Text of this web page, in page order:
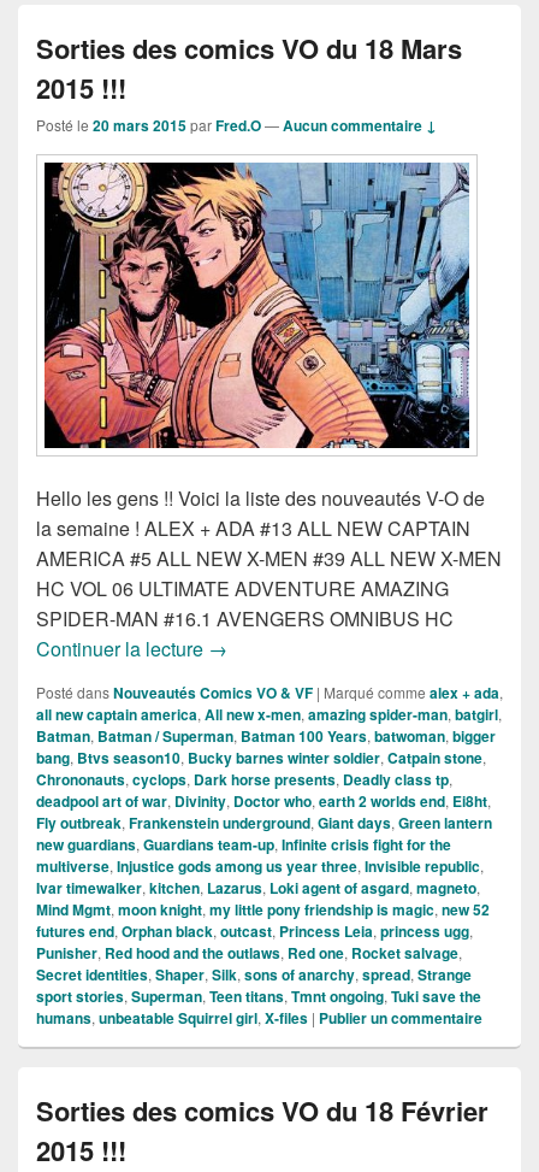
Sorties des comics VO du 18 Mars
2015 !!!
Posté le 20 mars 2015parFred.O—Aucun commentaire ↓
Hello les gens !! Voici la liste des nouveautés V-O de
la semaine ! ALEX + ADA #13 ALL NEW CAPTAIN
AMERICA #5 ALL NEW X-MEN #39 ALL NEW X-MEN
HC VOL 06 ULTIMATE ADVENTURE AMAZING
SPIDER-MAN #16.1 AVENGERS OMNIBUS HC
Continuer la lecture Sorties des comics VO du 18 Mars
→
Posté dansNouveautés Comics VO & VF | Marqué comme alex + ada,
all new captain america, All new x-men, amazing spider-man, batgirl,
Batman, Batman / Superman, Batman 100 Years, batwoman, bigger
bang, Btvs season10, Bucky barnes winter soldier, Catpain stone,
Chrononauts, cyclops, Dark horse presents, Deadly class tp,
deadpool art of war, Divinity, Doctor who, earth 2 worlds end, Ei8ht,
Fly outbreak, Frankenstein underground, Giant days, Green lantern
new guardians, Guardians team-up, Infinite crisis fight for the
multiverse, Injustice gods among us year three, Invisible republic,
Ivar timewalker, kitchen, Lazarus, Loki agent of asgard, magneto,
Mind Mgmt, moon knight, my little pony friendship is magic, new 52
futures end, Orphan black, outcast, Princess Leia, princess ugg,
Punisher, Red hood and the outlaws, Red one, Rocket salvage,
Secret identities, Shaper, Silk, sons of anarchy, spread, Strange
sport stories, Superman, Teen titans, Tmnt ongoing, Tuki save the
humans, unbeatable Squirrel girl, X-files | Publier un commentaire
Sorties des comics VO du 18 Février
2015 !!!